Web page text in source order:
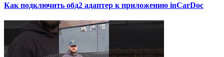
Как подключить обд2 адаптер к приложению inCarDoc